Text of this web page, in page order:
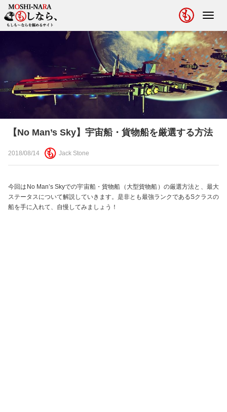
【No Man’s Sky】宇宙船・貨物船を厳選する方法
2018/08/14 Jack Stone
今回はNo Man’s Skyでの宇宙船・貨物船（大型貨物船）の厳選方法と、最大
ステータスについて解説していきます。是非とも最強ランクであるSクラスの
船を手に入れて、自慢してみましょう！